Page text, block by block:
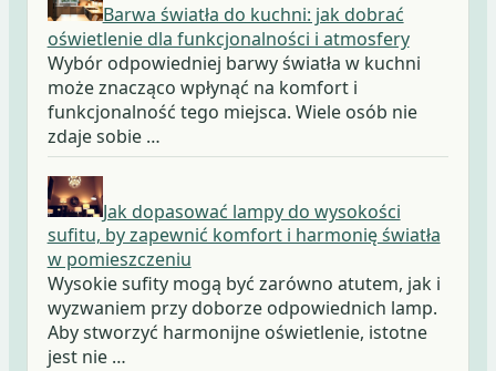
Barwa światła do kuchni: jak dobrać
oświetlenie dla funkcjonalności i atmosfery
Wybór odpowiedniej barwy światła w kuchni
może znacząco wpłynąć na komfort i
funkcjonalność tego miejsca. Wiele osób nie
zdaje sobie …
Jak dopasować lampy do wysokości
sufitu, by zapewnić komfort i harmonię światła
w pomieszczeniu
Wysokie sufity mogą być zarówno atutem, jak i
wyzwaniem przy doborze odpowiednich lamp.
Aby stworzyć harmonijne oświetlenie, istotne
jest nie …